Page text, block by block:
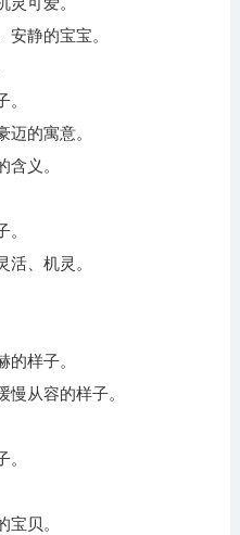
静的宝宝。
的寓意。
义。
、机灵。
样子。
从容的样子。
贝。